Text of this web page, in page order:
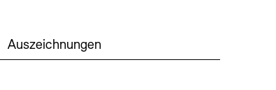
Auszeichnungen